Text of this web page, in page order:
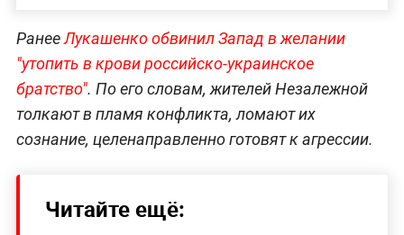
РанееЛукашенко обвинил Запад в желании
"утопить в крови российско-украинское
братство". По его словам, жителей Незалежной
толкают в пламя конфликта, ломают их
сознание, целенаправленно готовят к агрессии.
Читайте ещё: